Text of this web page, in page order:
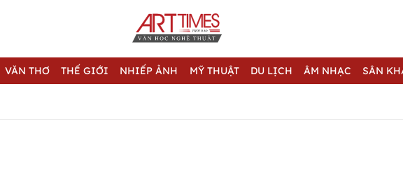
VĂN THƠ THẾ GIỚI NHIẾP ẢNH MỸ THUẬT DU LỊCH ÂM NHẠC SÂN